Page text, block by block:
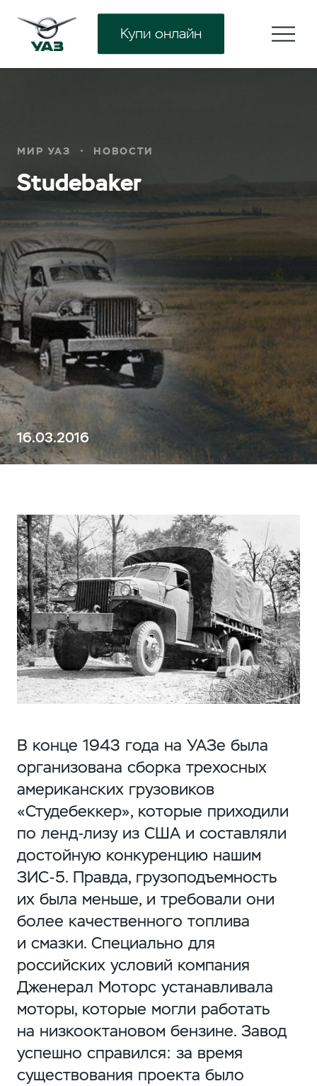
Купи онлайн
МИР УАЗ НОВОСТИ
Studebaker
16.03.2016
В конце 1943 года на УАЗе была
организована сборка трехосных
американских грузовиков
«Студебеккер», которые приходили
по ленд-лизуиз США и составляли
достойную конкуренцию нашим
ЗИС-5. Правда, грузоподъемность
их была меньше, и требовали они
более качественного топлива
и смазки. Специально для
российских условий компания
Дженерал Моторс устанавливала
моторы, которые могли работать
на низкооктановом бензине. Завод
успешно справился: за время
существования проекта было